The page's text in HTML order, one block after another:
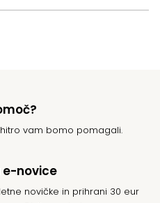
vam bomo pomagali.
e-novice
novičke in prihrani 30 eur